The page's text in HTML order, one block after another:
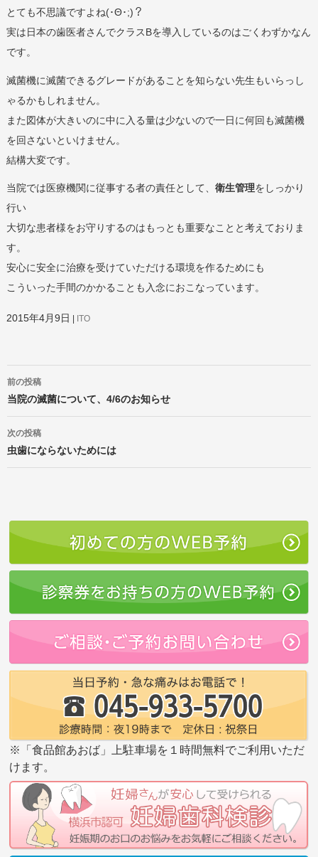
とても不思議ですよね(･Θ･;)？
実は日本の歯医者さんでクラスBを導入しているのはごくわずかなん
です。
滅菌機に滅菌できるグレードがあることを知らない先生もいらっし
ゃるかもしれません。
また図体が大きいのに中に入る量は少ないので一日に何回も滅菌機
を回さないといけません。
結構大変です。
当院では医療機関に従事する者の責任として、 衛生管理をしっかり
行い
大切な患者様をお守りするのはもっとも重要なことと考えておりま
す。
安心に安全に治療を受けていただける環境を作るためにも
こういった手間のかかることも入念におこなっています。
2015年4月9日 ITO
稿
ナ
ー
シ
ョ
前の投稿
当院の滅菌について、4/6のお知らせ
次の投稿
虫歯にならないためには
※「食品館あおば」上駐車場を１時間無料でご利用いただ
けます。